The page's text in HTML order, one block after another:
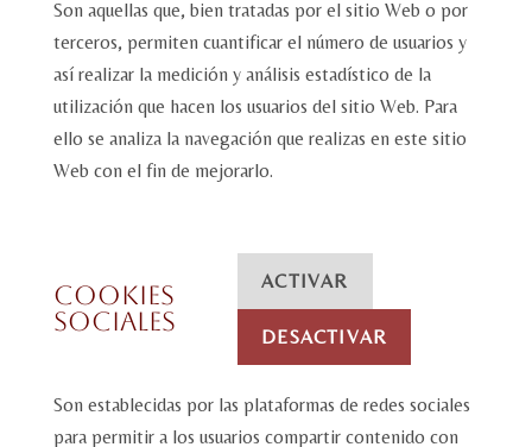
Son aquellas que, bien tratadas por el sitio Web o por
terceros, permiten cuantificar el número de usuarios y
así realizar la medición y análisis estadístico de la
utilización que hacen los usuarios del sitio Web. Para
ello se analiza la navegación que realizas en este sitio
Web con el fin de mejorarlo.
Cookies
sociales
ACTIVAR
DESACTIVAR
Son establecidas por las plataformas de redes sociales
para permitir a los usuarios compartir contenido con